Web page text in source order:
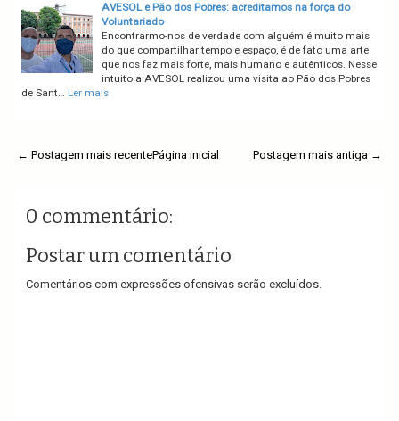
AVESOL e Pão dos Pobres: acreditamos na força do
Voluntariado
Encontrarmo-nos de verdade com alguém é muito mais
do que compartilhar tempo e espaço, é de fato uma arte
que nos faz mais forte, mais humano e autênticos. Nesse
intuito a AVESOL realizou uma visita ao Pão dos Pobres
de Sant… Ler mais
← Postagem mais recente Postagem mais antiga →
Página inicial
0 commentário:
Postar um comentário
Comentários com expressões ofensivas serão excluídos.